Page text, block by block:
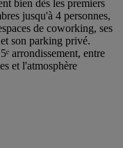
bien dès les premiers
jusqu'à 4 personnes,
de coworking, ses
son parking privé.
arrondissement, entre
et l'atmosphère